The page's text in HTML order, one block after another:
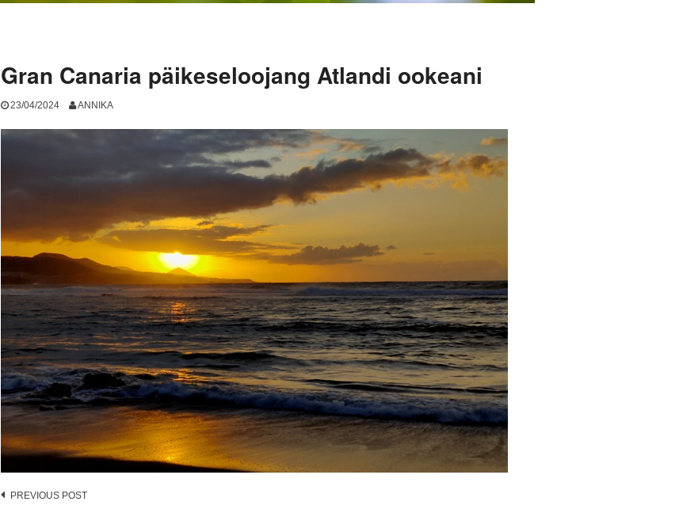
Gran Canaria päikeseloojang Atlandi ookeani
23/04/2024 ANNIKA
Post
PREVIOUS POST